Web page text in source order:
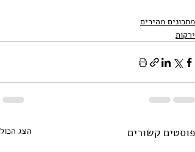
מתכונים מהירים
ירקות
פוסטים קשורים הצג הכול